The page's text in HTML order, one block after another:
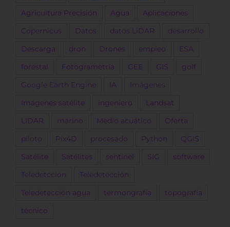
Agricultura Precisión Agua Aplicaciones
Copernicus Datos datos LiDAR desarrollo
Descarga dron Drones empleo ESA
forestal Fotogrametría GEE GIS golf
Google Earth Engine IA Imágenes
Imágenes satélite ingeniero Landsat
LIDAR marino Medio acuático Oferta
piloto Pix4D procesado Python QGIS
Satélite Satélites sentinel SIG software
Teledetcción Teledetección
Teledetección agua termongrafía topografía
técnico